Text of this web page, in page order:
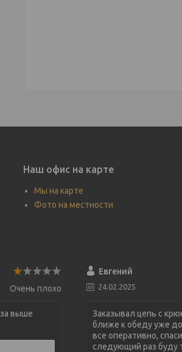
Наш офис на карте
Мы на карте
Фото на местности
Очень плохо
выше
Евгений
24.02.2025
Заказывал цепь с
ближе к обеду уже
все оперативно,
следующий раз буду